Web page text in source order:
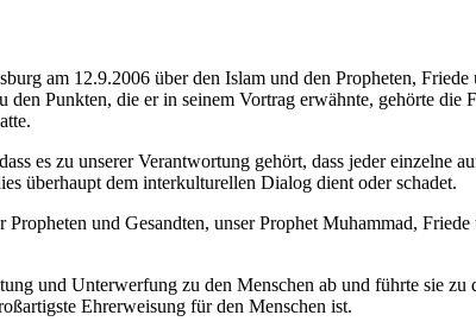
am 12.9.2006 über den Islam und den Propheten,
Punkten, die er in seinem Vortrag erwähnte, gehörte die
es zu unserer Verantwortung gehört, dass jeder einzelne
überhaupt dem interkulturellen Dialog dient oder schadet.
und Gesandten, unser Prophet Muhammad,
und Unterwerfung zu den Menschen ab und führte sie zu
Ehrerweisung für den Menschen ist.